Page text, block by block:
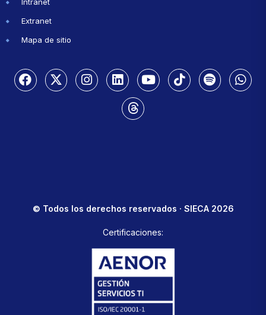
Extranet
Mapa de sitio
© Todos los derechos reservados · SIECA 2026
Certificaciones: